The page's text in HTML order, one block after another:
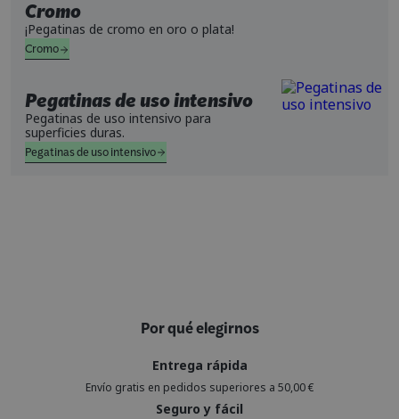
Cromo
¡Pegatinas de cromo en oro o plata!
Cromo
Pegatinas de uso intensivo
Pegatinas de uso intensivo para
superficies duras.
Pegatinas de uso intensivo
Por qué elegirnos
Entrega rápida
Envío gratis en pedidos superiores a 50,00 €
Seguro y fácil